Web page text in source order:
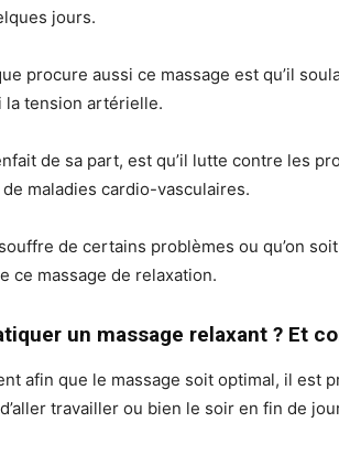
jours.
procure aussi ce massage est qu’il
la tension artérielle.
de sa part, est qu’il lutte contre les
maladies cardio-vasculaires.
de certains problèmes ou qu’on
ce massage de relaxation.
un massage relaxant ? Et
afin que le massage soit optimal, il est
travailler ou bien le soir en fin de